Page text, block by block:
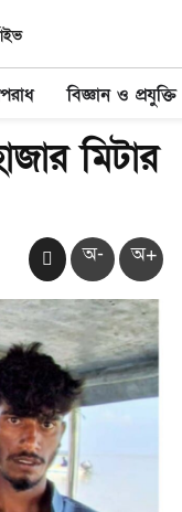
বিজ্ঞান ও প্রযুক্তি
মিটার
অ- অ+